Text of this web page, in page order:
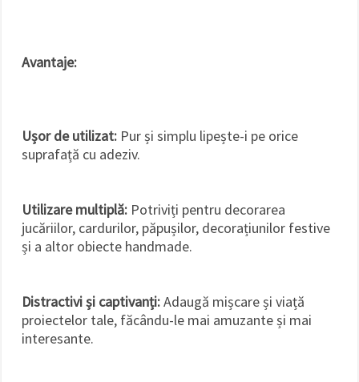
Avantaje:
Ușor de utilizat: Pur și simplu lipește-i pe orice
suprafață cu adeziv.
Utilizare multiplă: Potriviți pentru decorarea
jucăriilor, cardurilor, păpușilor, decorațiunilor festive
și a altor obiecte handmade.
Distractivi și captivanți:Adaugă mișcare și viață
proiectelor tale, făcându-le mai amuzante și mai
interesante.